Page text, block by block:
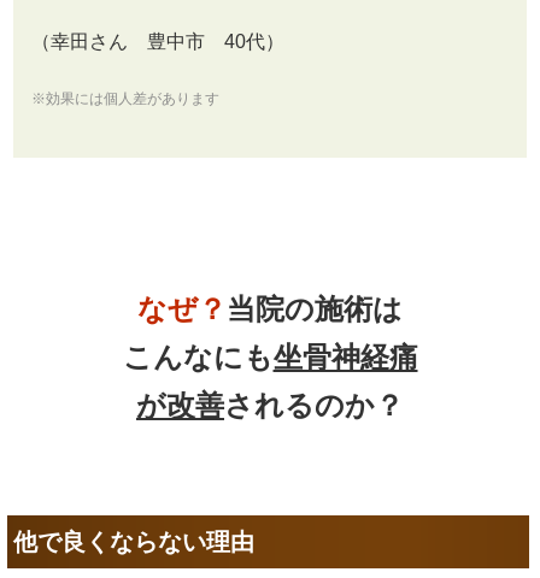
（幸田さん 豊中市 40代）
※効果には個人差があります
なぜ？ 当院の施術は
こんなにも坐骨神経痛
が改善されるのか？
他で良くならない理由